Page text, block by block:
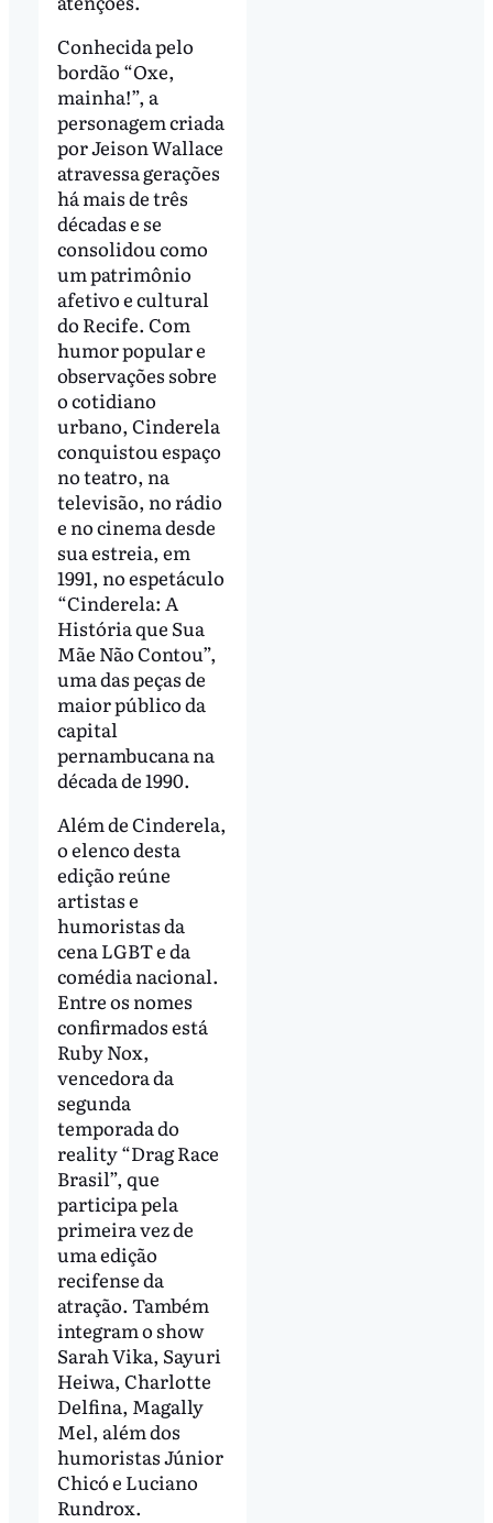
Conhecida pelo
bordão “Oxe,
mainha!”, a
personagem criada
por Jeison Wallace
atravessa gerações
há mais de três
décadas e se
consolidou como
um patrimônio
afetivo e cultural
do Recife. Com
humor popular e
observações sobre
o cotidiano
urbano, Cinderela
conquistou espaço
no teatro, na
televisão, no rádio
e no cinema desde
sua estreia, em
1991, no espetáculo
“Cinderela: A
História que Sua
Mãe Não Contou”,
uma das peças de
maior público da
capital
pernambucana na
década de 1990.
Além de Cinderela,
o elenco desta
edição reúne
artistas e
humoristas da
cena LGBT e da
comédia nacional.
Entre os nomes
confirmados está
Ruby Nox,
vencedora da
segunda
temporada do
reality “Drag Race
Brasil”, que
participa pela
primeira vez de
uma edição
recifense da
atração. Também
integram o show
Sarah Vika, Sayuri
Heiwa, Charlotte
Delfina, Magally
Mel, além dos
humoristas Júnior
Chicó e Luciano
Rundrox.